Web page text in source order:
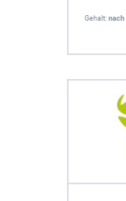
Gehalt: nach